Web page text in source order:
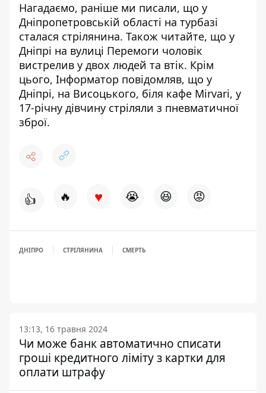
Нагадаємо, раніше ми писали, що у
Дніпропетровській області на турбазі
сталася стрілянина. Також читайте, що у
Дніпрі на вулиці Перемоги чоловік
вистрелив у двох людей та втік. Крім
цього, Інформатор повідомляв, що у
Дніпрі, на Висоцького, біля кафе Mirvari, у
17-річну дівчину стріляли з пневматичної
зброї.
👍 🔥 ♥ 😭 😆 😡
ДНІПРО СТРІЛЯНИНА СМЕРТЬ
13:13, 16 травня 2024
Чи може банк автоматично списати
гроші кредитного ліміту з картки для
оплати штрафу